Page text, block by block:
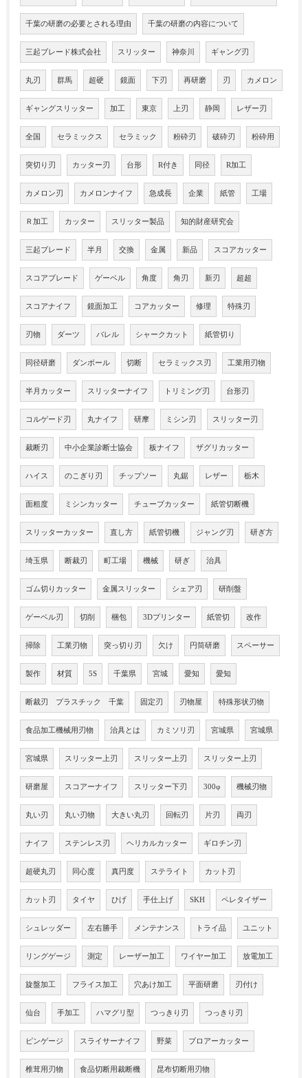
千葉の研磨の必要とされる理由 千葉の研磨の内容について
三起ブレード株式会社 スリッター 神奈川 ギャング刃
丸刃 群馬 超硬 鏡面 下刃 再研磨 刃 カメロン
ギャングスリッター 加工 東京 上刃 静岡 レザー刃
全国 セラミックス セラミック 粉砕刃 破砕刃 粉砕用
突切り刃 カッター刃 台形 R付き 同径 R加工
カメロン刃 カメロンナイフ 急成長 企業 紙管 工場
Ｒ加工 カッター スリッター製品 知的財産研究会
三起ブレード 半月 交換 金属 新品 スコアカッター
スコアブレード ゲーベル 角度 角刃 新刃 超超
スコアナイフ 鏡面加工 コアカッター 修理 特殊刃
刃物 ダーツ バレル シャークカット 紙管切り
同径研磨 ダンボール 切断 セラミックス刃 工業用刃物
半月カッター スリッターナイフ トリミング刃 台形刃
コルゲード刃 丸ナイフ 研摩 ミシン刃 スリッター刃
裁断刃 中小企業診断士協会 板ナイフ ザグリカッター
ハイス のこぎり刃 チップソー 丸鋸 レザー 栃木
面粗度 ミシンカッター チューブカッター 紙管切断機
スリッターカッター 直し方 紙管切機 ジャング刃 研ぎ方
埼玉県 断裁刃 町工場 機械 研ぎ 治具
ゴム切りカッター 金属スリッター シェア刃 研削盤
ゲーベル刃 切削 梱包 3Dプリンター 紙管切 改作
掃除 工業刃物 突っ切り刃 欠け 円筒研磨 スペーサー
製作 材質 5S 千葉県 宮城 愛知 愛知
断裁刃 プラスチック 千葉 固定刃 刃物屋 特殊形状刃物
食品加工機械用刃物 治具とは カミソリ刃 宮城県 宮城県
宮城県 スリッター上刃 スリッター上刃 スリッター上刃
研磨屋 スコアーナイフ スリッター下刃 300φ 機械刃物
丸い刃 丸い刃物 大きい丸刃 回転刃 片刃 両刃
ナイフ ステンレス刃 ヘリカルカッター ギロチン刃
超硬丸刃 同心度 真円度 ステライト カット刃
カット刃 タイヤ ひげ 手仕上げ SKH ペレタイザー
シュレッダー 左右勝手 メンテナンス トライ品 ユニット
リングゲージ 測定 レーザー加工 ワイヤー加工 放電加工
旋盤加工 フライス加工 穴あけ加工 平面研磨 刃付け
仙台 手加工 ハマグリ型 つっきり刃 つっきり刃
ピンゲージ スライサーナイフ 野菜 ブロアーカッター
椎茸用刃物 食品切断用裁断機 昆布切断用刃物